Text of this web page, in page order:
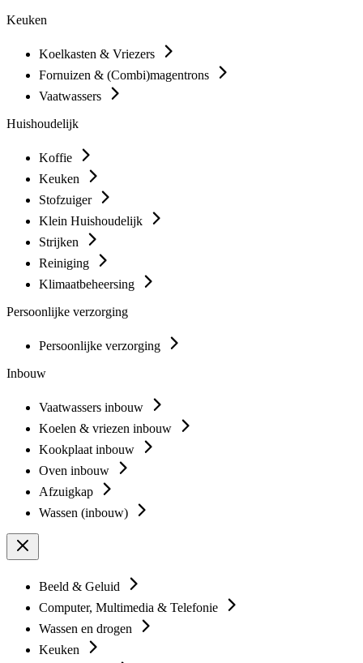
Keuken
Koelkasten & Vriezers
Fornuizen & (Combi)magentrons
Vaatwassers
Huishoudelijk
Koffie
Keuken
Stofzuiger
Klein Huishoudelijk
Strijken
Reiniging
Klimaatbeheersing
Persoonlijke verzorging
Persoonlijke verzorging
Inbouw
Vaatwassers inbouw
Koelen & vriezen inbouw
Kookplaat inbouw
Oven inbouw
Afzuigkap
Wassen (inbouw)
Beeld & Geluid
Computer, Multimedia & Telefonie
Wassen en drogen
Keuken